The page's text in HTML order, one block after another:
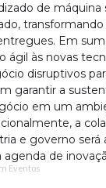
de
Em
ágil às novas
disruptivos
garantir a
em um
a
e governo será
agenda de
Eventos